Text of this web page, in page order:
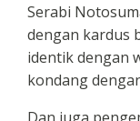
Serabi
dengan kardus
identik dengan
kondang